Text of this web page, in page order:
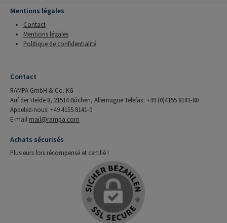
Mentions légales
Contact
Mentions légales
Politique de confidentialité
Contact
RAMPA GmbH & Co. KG
Auf der Heide 8, 21514 Büchen, Allemagne Telefax: +49 (0)4155 8141-80
Appelez-nous: +49 4155 8141-0
E-mail mail@rampa.com
Achats sécurisés
Plusieurs fois récompensé et certifié !